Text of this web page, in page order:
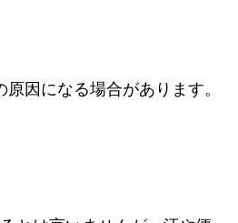
因になる場合があります。